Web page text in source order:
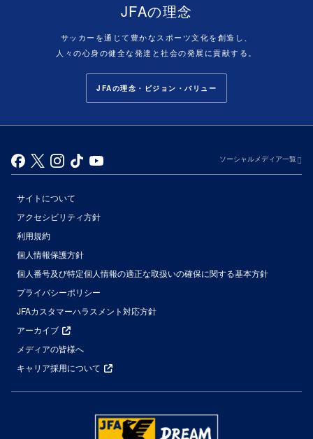
JFAの理念
サッカーを通じて豊かなスポーツ文化を創造し、
人々の心身の健全な発達と社会の発展に貢献する。
JFAの理念・ビジョン・バリュー
ソーシャルメディア一覧
サイトについて
アクセシビリティ方針
利用規約
個人情報保護方針
個人番号及び特定個人情報の適正な取扱いの確保に関する基本方針
プライバシーポリシー
JFAカスタマーハラスメント対応方針
アーカイブ
メディアの皆様へ
キャリア採用について